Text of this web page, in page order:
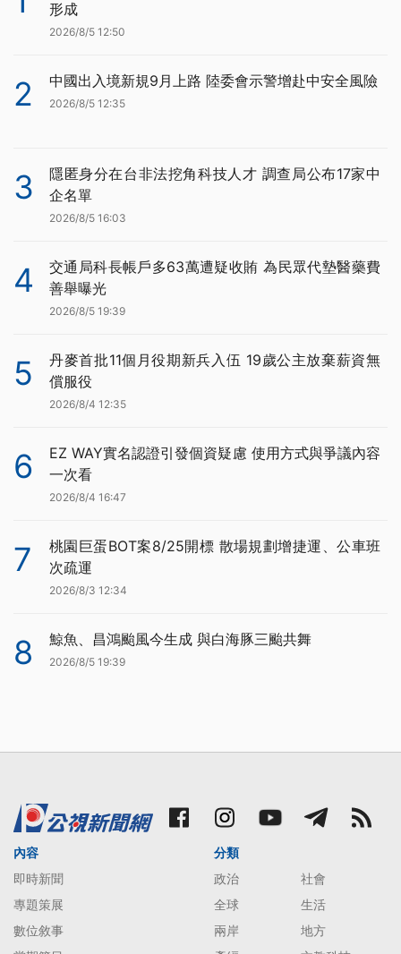
形成
2026/8/5 12:50
2 中國出入境新規9月上路 陸委會示警增赴中安全風險
2026/8/5 12:35
3
隱匿身分在台非法挖角科技人才 調查局公布17家中
企名單
2026/8/5 16:03
4
交通局科長帳戶多63萬遭疑收賄 為民眾代墊醫藥費
善舉曝光
2026/8/5 19:39
5
丹麥首批11個月役期新兵入伍 19歲公主放棄薪資無
償服役
2026/8/4 12:35
6
EZ WAY實名認證引發個資疑慮 使用方式與爭議內容
一次看
2026/8/4 16:47
7
桃園巨蛋BOT案8/25開標 散場規劃增捷運、公車班
次疏運
2026/8/3 12:34
8 鯨魚、昌鴻颱風今生成 與白海豚三颱共舞
2026/8/5 19:39
內容
即時新聞
專題策展
數位敘事
分類
政治
社會
全球
生活
兩岸
地方